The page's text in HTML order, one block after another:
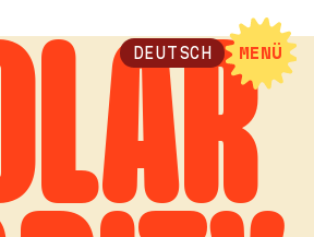
DEUTSCH MENÜ